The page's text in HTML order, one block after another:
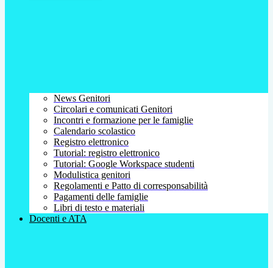
News Genitori
Circolari e comunicati Genitori
Incontri e formazione per le famiglie
Calendario scolastico
Registro elettronico
Tutorial: registro elettronico
Tutorial: Google Workspace studenti
Modulistica genitori
Regolamenti e Patto di corresponsabilità
Pagamenti delle famiglie
Libri di testo e materiali
Docenti e ATA